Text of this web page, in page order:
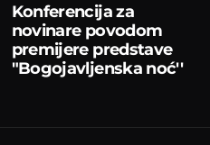
Konferencija za
novinare povodom
premijere predstave
"Bogojavljenska noć''